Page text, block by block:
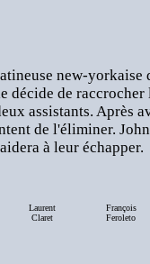
new-yorkaise
décide de
assistants. Après
de l'éliminer.
à leur échapper.
Laurent
Claret
François
Feroleto